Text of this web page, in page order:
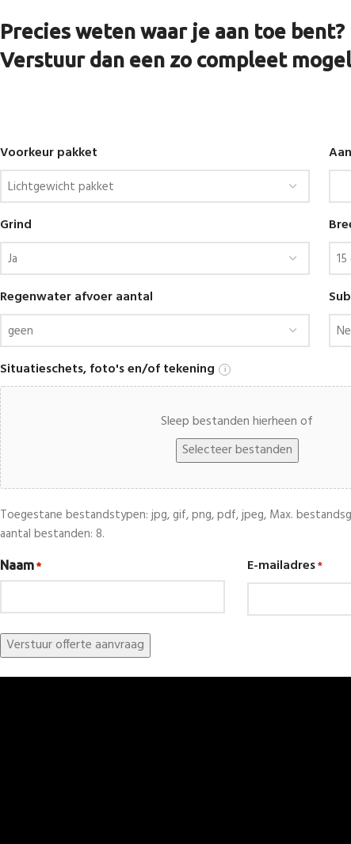
Precies weten waar je aan toe bent?
Verstuur dan een zo compleet
Voorkeur pakket
Grind
Regenwater afvoer aantal
Situatieschets, foto's en/of tekening i
Sleep bestanden hierheen of
Selecteer bestanden
Toegestane bestandstypen: jpg, gif, png, pdf, jpeg, Max.
aantal bestanden: 8.
Naam * E-mailadres*